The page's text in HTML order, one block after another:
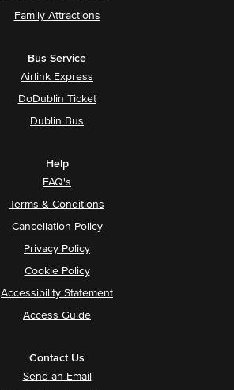
Family Attractions
Bus Service
Airlink Express
DoDublin Ticket
Dublin Bus
Help
FAQ's
Terms & Conditions
Cancellation Policy
Privacy Policy
Cookie Policy
Accessibility Statement
Access Guide
Contact Us
Send an Email